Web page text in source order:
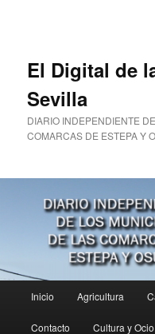
El Digital de
Sevilla
DIARIO INDEPENDIENTE
COMARCAS DE ESTEPA Y
principal
Inicio Agricultura
Contacto Cultura y Ocio